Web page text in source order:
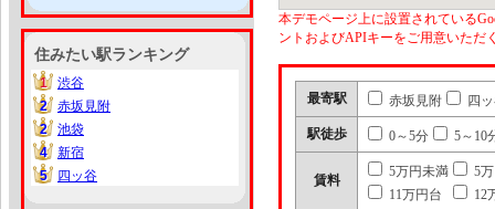
住みたい駅ランキング
1
1
渋谷
2
2
赤坂見附
2
2
池袋
4
4
新宿
5
5 四ッ谷
本デモページ上に設置されている
ントおよびAPIキーをご用意いただ
最寄駅 赤坂見附 四
駅徒歩 0～5分 5～10
賃料
5万円未満
5
11万円台
12